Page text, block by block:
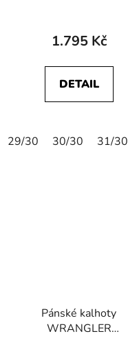
1.795 Kč
DETAIL
29/30 30/30 31/30
Pánské kalhoty
WRANGLER